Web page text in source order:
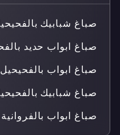
صباغ شبابيك بالفحيحيل
صباغ ابواب حديد بالفحيحيل
صباغ ابواب بالفحيحيل 90029377
صباغ شبابيك بالفحيحيل
صباغ ابواب بالفروانية 90029377